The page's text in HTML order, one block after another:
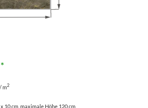
*
m2
10 cm, maximale Höhe 120 cm